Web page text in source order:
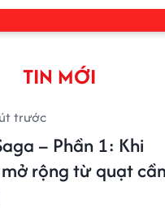
TIN MỚI
trước
– Phần 1: Khi
mở rộng từ quạt